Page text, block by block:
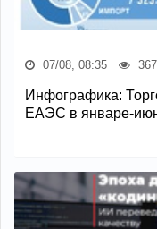
07/08, 08:35 367
Инфографика:
ЕАЭС в январе-